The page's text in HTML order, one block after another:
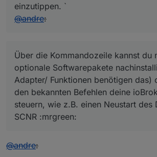
einzutippen. `
@andre:
Über die Kommandozeile kannst du
optionale Softwarepakete
Adapter/ Funktionen benötigen das)
den bekannten Befehlen deine
steuern, wie z.B. einen Neustart des
SCNR :mrgreen:
@andre: